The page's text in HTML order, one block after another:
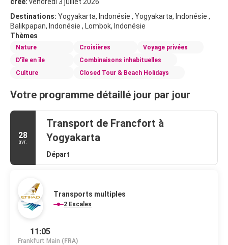
Destinations: Yogyakarta, Indonésie , Yogyakarta, Indonésie ,
Balikpapan, Indonésie , Lombok, Indonésie
Thèmes
Nature Croisières
Voyage privées
D'île en île
Combinaisons inhabituelles
Culture
Closed Tour & Beach Holidays
Votre programme détaillé jour par jour
28
avr.
Transport de Francfort à
Yogyakarta
Départ
Transports multiples
2 Escales
11:05
Frankfurt Main (FRA)